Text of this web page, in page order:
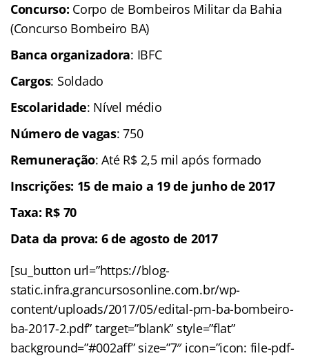
Concurso: Corpo de Bombeiros Militar da Bahia
(Concurso Bombeiro BA)
Banca organizadora: IBFC
Cargos: Soldado
Escolaridade: Nível médio
Número de vagas: 750
Remuneração: Até R$ 2,5 mil após formado
Inscrições: 15 de maio a 19 de junho de 2017
Taxa: R$ 70
Data da prova: 6 de agosto de 2017
[su_button url=”https://blog-
static.infra.grancursosonline.com.br/wp-
content/uploads/2017/05/edital-pm-ba-bombeiro-
ba-2017-2.pdf” target=”blank” style=”flat”
background=”#002aff” size=”7″ icon=”icon: file-pdf-